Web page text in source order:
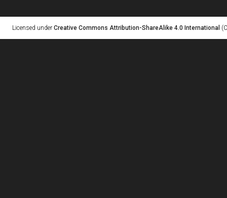
Licensed under Creative Commons Attribution-ShareAlike 4.0 International